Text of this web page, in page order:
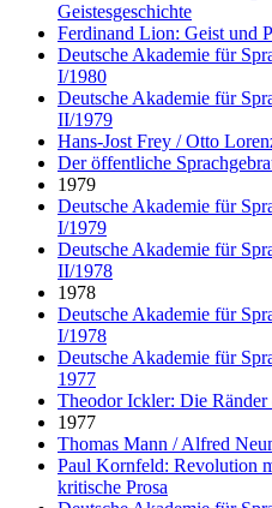
Geistesgeschichte
Ferdinand Lion: Geist und
Deutsche Akademie für
I/1980
Deutsche Akademie für
II/1979
Hans-Jost Frey / Otto
Der öffentliche
1979
Deutsche Akademie für
I/1979
Deutsche Akademie für
II/1978
1978
Deutsche Akademie für
I/1978
Deutsche Akademie für
1977
Theodor Ickler: Die Ränder
1977
Thomas Mann / Alfred
Paul Kornfeld: Revolution
kritische Prosa